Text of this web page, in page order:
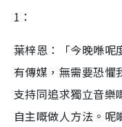
1：
葉梓恩：「今晚喺呢
有傳媒，無需要恐懼
支持同追求獨立音樂
自主嘅做人方法。呢